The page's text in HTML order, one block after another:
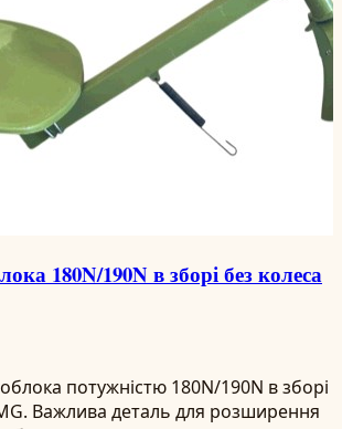
180N/190N в зборі без колеса
потужністю 180N/190N в зборі
Важлива деталь для розширення